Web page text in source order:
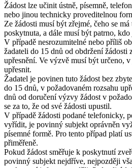
Žádost lze učinit ústně, písemně,
nebo jinou technicky proveditelnou
Ze žádosti musí být zřejmé, čeho se
poskytnuta, a dále musí být patrno,
V případě nesrozumitelné nebo příliš
žadateli do 15 dnů od obdržení žádosti
upřesnění. Ve výzvě musí být určeno,
upřesnit.
Žadatel je povinen tuto žádost bez
do 15 dnů, v požadovaném rozsahu
dnů od doručení výzvy žádost v
se za to, že od své žádosti upustil.
V případě žádosti podané telefonicky,
vyřídit, je povinný subjekt oprávněn
písemné formě. Pro tento případ platí
přiměřeně.
Pokud žádost směřuje k poskytnutí
povinný subjekt nejdříve, nejpozději